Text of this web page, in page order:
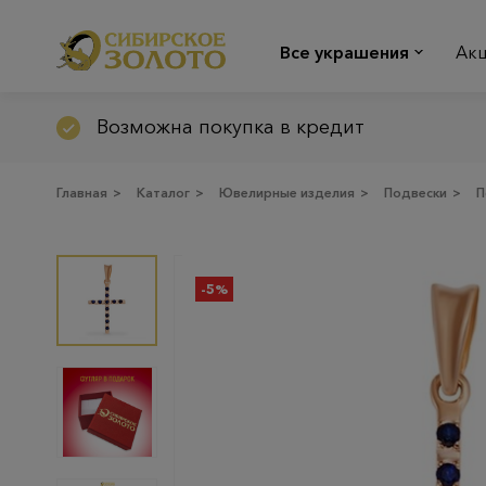
Все украшения
Возможна покупка в кредит
Главная > Каталог > Ювелирные изделия > Подвески >
-5%